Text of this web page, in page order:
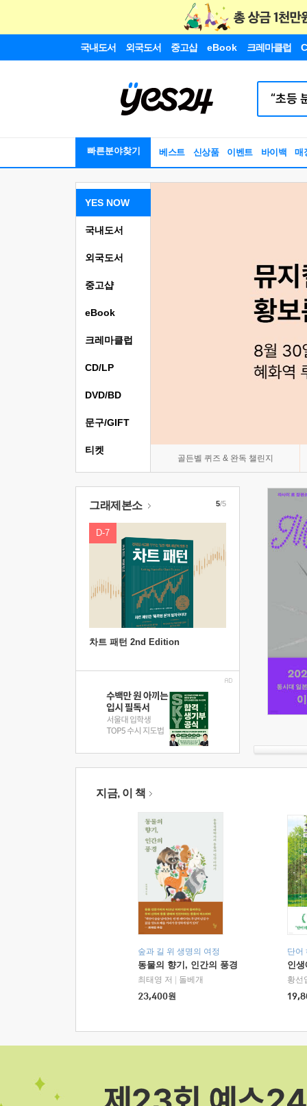
국내도서 외국도서 중고샵 eBook 크레마클럽
빠른분야찾기 베스트 신상품 이벤트 바이백 매
YES NOW
골든벨 퀴즈 & 완독 챌린지
국내도서
외국도서
중고샵
eBook
크레마클럽
CD/LP
DVD/BD
문구/GIFT
티켓
그래제본소
D-7
차트 패턴 2nd Edition
5/5
지금, 이 책
숲과 길 위 생명의 여정
동물의 향기, 인간의 풍경
최태영 저
돌베개
23,400원
단어
인
황선